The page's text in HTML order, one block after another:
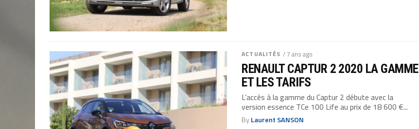
ACTUALITÉS / 7 ans ago
RENAULT CAPTUR 2 2020 LA GAMME
ET LES TARIFS
L’accès à la gamme du Captur 2 débute avec la
version essence TCe 100 Life au prix de 18 600 €...
ByLaurent SANSON